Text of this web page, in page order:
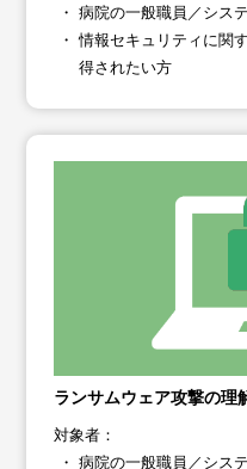
病院の一般職員／シス
情報セキュリティに関
得されたい方
ランサムウェア攻撃の理
対象者：
病院の一般職員／シス